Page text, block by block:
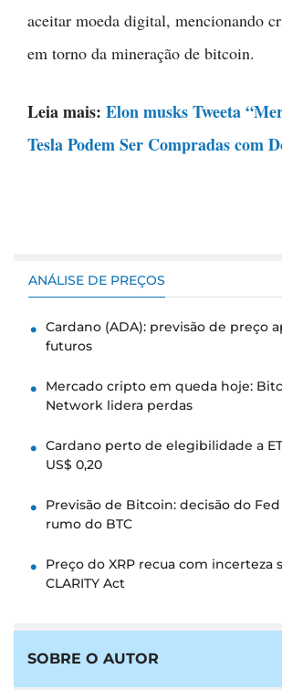
aceitar moeda digital, mencionando
em torno da mineração de bitcoin.
Leia mais: Elon musks Tweeta
Tesla Podem Ser Compradas com
ANÁLISE DE PREÇOS
Cardano (ADA): previsão de preço
futuros
Mercado cripto em queda hoje:
Network lidera perdas
Cardano perto de elegibilidade a
US$ 0,20
Previsão de Bitcoin: decisão do
rumo do BTC
Preço do XRP recua com incerteza
CLARITY Act
SOBRE O AUTOR